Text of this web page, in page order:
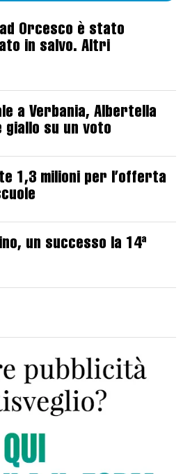
Orcesco è stato
in salvo. Altri
a Verbania, Albertella
giallo su un voto
1,3 milioni per l’offerta
un successo la 14ª